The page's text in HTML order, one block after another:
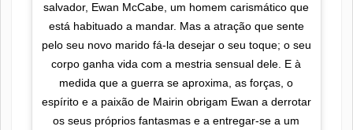
salvador, Ewan McCabe, um homem carismático que
está habituado a mandar. Mas a atração que sente
pelo seu novo marido fá-la desejar o seu toque; o seu
corpo ganha vida com a mestria sensual dele. E à
medida que a guerra se aproxima, as forças, o
espírito e a paixão de Mairin obrigam Ewan a derrotar
os seus próprios fantasmas e a entregar-se a um